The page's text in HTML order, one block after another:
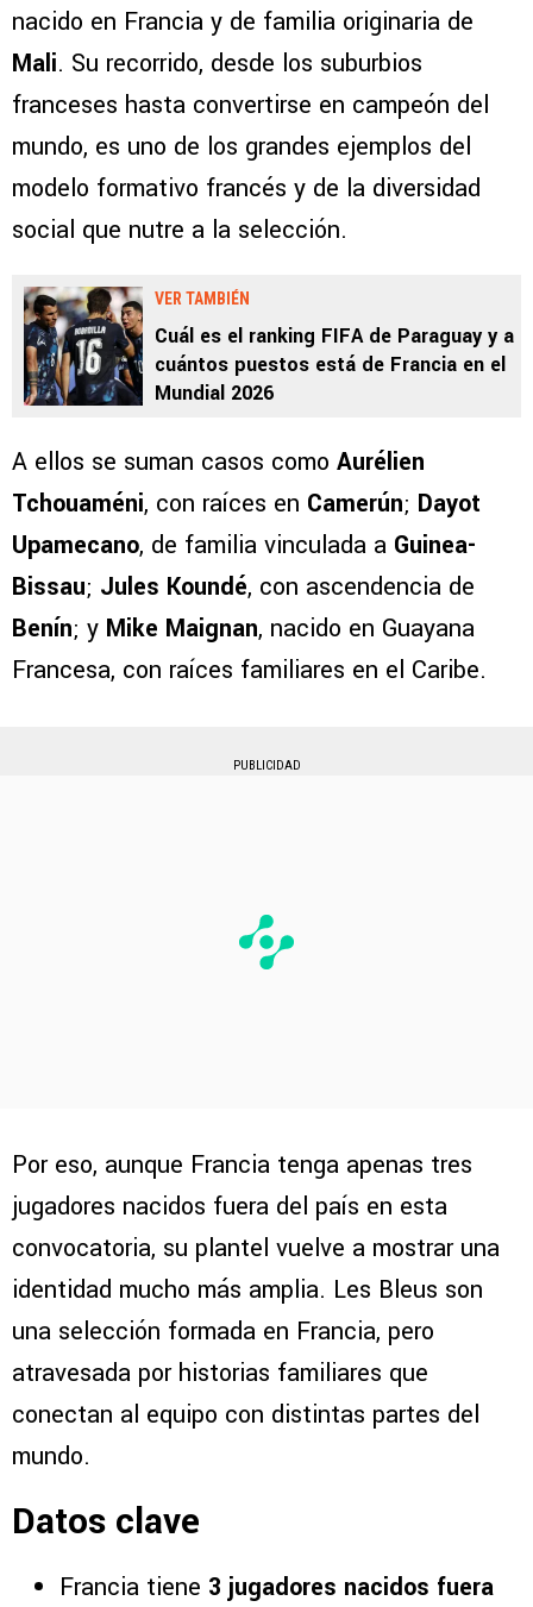
nacido en Francia y de familia originaria de
Mali. Su recorrido, desde los suburbios
franceses hasta convertirse en campeón del
mundo, es uno de los grandes ejemplos del
modelo formativo francés y de la diversidad
social que nutre a la selección.
VER TAMBIÉN
Cuál es el ranking FIFA de Paraguay y a
cuántos puestos está de Francia en el
Mundial 2026
A ellos se suman casos como Aurélien
Tchouaméni, con raíces en Camerún; Dayot
Upamecano, de familia vinculada a Guinea-
Bissau; Jules Koundé, con ascendencia de
Benín; y Mike Maignan, nacido en Guayana
Francesa, con raíces familiares en el Caribe.
PUBLICIDAD
Por eso, aunque Francia tenga apenas tres
jugadores nacidos fuera del país en esta
convocatoria, su plantel vuelve a mostrar una
identidad mucho más amplia. Les Bleus son
una selección formada en Francia, pero
atravesada por historias familiares que
conectan al equipo con distintas partes del
mundo.
Datos clave
Francia tiene 3 jugadores nacidos fuera